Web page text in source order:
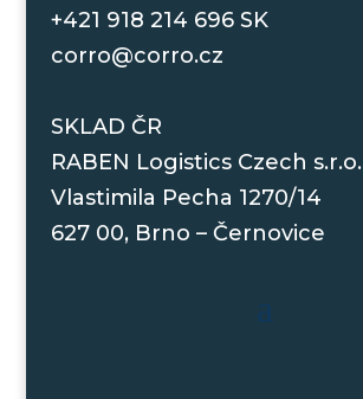
+421 918 214 696 SK
corro@corro.cz
SKLAD ČR
RABEN Logistics Czech s.r.o.
Vlastimila Pecha 1270/14
627 00, Brno – Černovice